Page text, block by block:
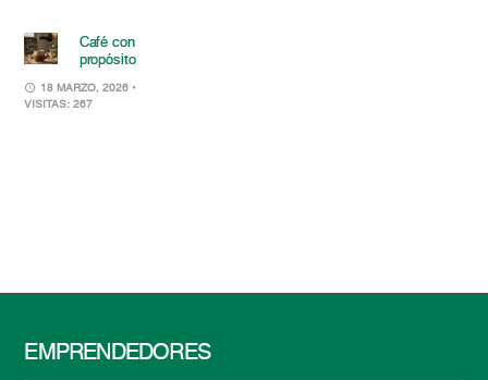
Café con
propósito
18 MARZO, 2026 •
VISITAS: 267
EMPRENDEDORES